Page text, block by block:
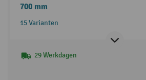
700 mm
15 Varianten
29 Werkdagen